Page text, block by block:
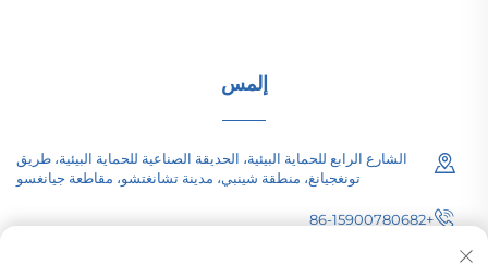
إلمس
الشارع الرابع للحماية البيئية، الحديقة الصناعية للحماية البيئية، طريق
تونغجيانغ، منطقة شينبي، مدينة تشانغتشو، مقاطعة جيانغسو
+86-15900780682